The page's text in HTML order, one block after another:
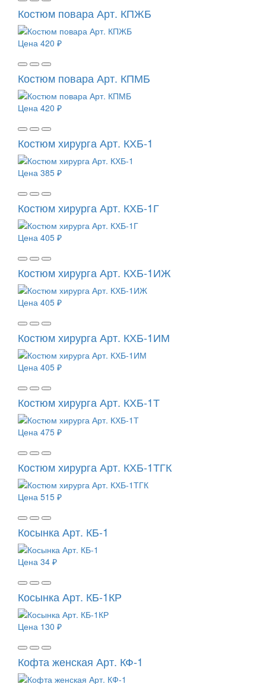
Костюм повара Арт. КПЖБ
Цена 420 ₽
Костюм повара Арт. КПМБ
Цена 420 ₽
Костюм хирурга Арт. КХБ-1
Цена 385 ₽
Костюм хирурга Арт. КХБ-1Г
Цена 405 ₽
Костюм хирурга Арт. КХБ-1ИЖ
Цена 405 ₽
Костюм хирурга Арт. КХБ-1ИМ
Цена 405 ₽
Костюм хирурга Арт. КХБ-1Т
Цена 475 ₽
Костюм хирурга Арт. КХБ-1ТГК
Цена 515 ₽
Косынка Арт. КБ-1
Цена 34 ₽
Косынка Арт. КБ-1КР
Цена 130 ₽
Кофта женская Арт. КФ-1